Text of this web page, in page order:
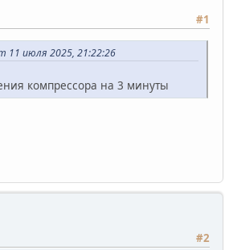
#1
11 июля 2025, 21:22:26
компрессора на 3 минуты
#2